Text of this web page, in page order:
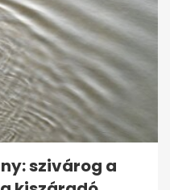
gyakori vizelési
segítséget...
szivárog a